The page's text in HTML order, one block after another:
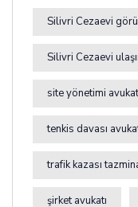
Silivri Cezaevi
Silivri Cezaevi
site yönetimi
tenkis davası
trafik kazası
şirket avukatı